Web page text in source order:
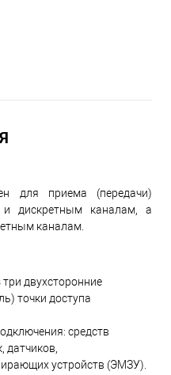
для приема (передачи)
дискретным каналам, а
каналам.
двухсторонние
точки доступа
средств
датчиков,
устройств (ЭМЗУ).